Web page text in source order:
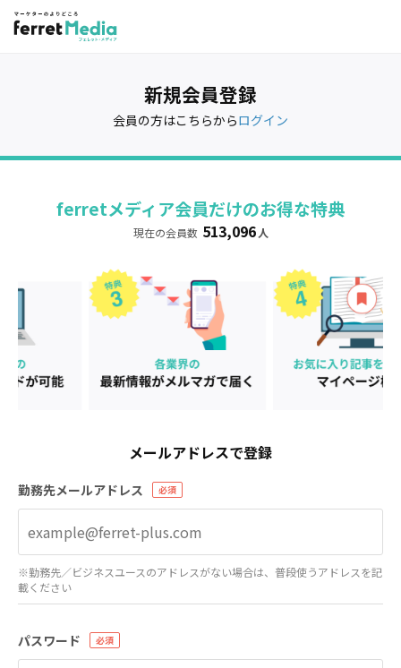
新規会員登録
会員の方はこちらからログイン
ferretメディア会員だけのお得な特典
現在の会員数 513,096 人
メールアドレスで登録
勤務先メールアドレス
※勤務先／ビジネスユースのアドレスがない場合は、普段使うアドレスを記
載ください
パスワード